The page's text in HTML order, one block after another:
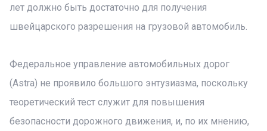
лет должно быть достаточно для получения
швейцарского разрешения на грузовой автомобиль.
Федеральное управление автомобильных дорог
(Astra) не проявило большого энтузиазма, поскольку
теоретический тест служит для повышения
безопасности дорожного движения, и, по их мнению,